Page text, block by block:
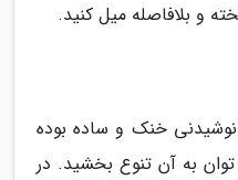
و بلافاصله میل کنید.
خنک و ساده بوده
به آن تنوع بخشید. در